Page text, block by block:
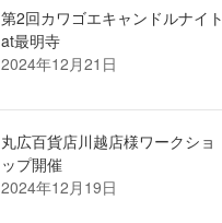
第2回カワゴエキャンドルナイト
at最明寺
2024年12月21日
丸広百貨店川越店様ワークショ
ップ開催
2024年12月19日